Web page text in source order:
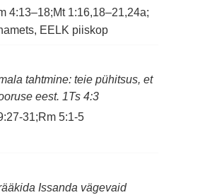
4:13–18;Mt 1:16,18–21,24a;
EELK piiskop
tahtmine: teie pühitsus, et
eest. 1Ts 4:3
31;Rm 5:1-5
Issanda vägevaid